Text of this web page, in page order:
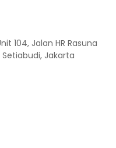
104, Jalan HR Rasuna
Setiabudi, Jakarta